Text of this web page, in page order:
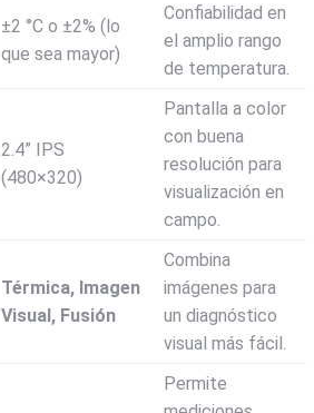
±2 °C o ±2% (lo
que sea mayor)
Confiabilidad en
el amplio rango
de temperatura.
2.4” IPS
(480×320)
Pantalla a color
con buena
resolución para
visualización en
campo.
Térmica, Imagen
Visual, Fusión
Combina
imágenes para
un diagnóstico
visual más fácil.
Permite